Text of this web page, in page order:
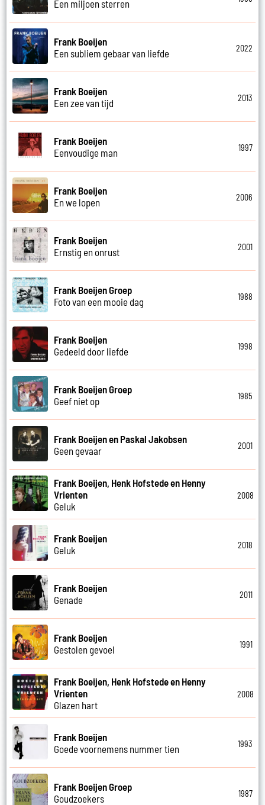
Een miljoen sterren
Frank Boeijen
Een subliem gebaar van liefde
2022
Frank Boeijen
Een zee van tijd
2013
Frank Boeijen
Eenvoudige man
1997
Frank Boeijen
En we lopen
2006
Frank Boeijen
Ernstig en onrust
2001
Frank Boeijen Groep
Foto van een mooie dag
1988
Frank Boeijen
Gedeeld door liefde
1998
Frank Boeijen Groep
Geef niet op
1985
Frank Boeijen en Paskal Jakobsen
Geen gevaar
2001
Frank Boeijen, Henk Hofstede en Henny
Vrienten
Geluk
2008
Frank Boeijen
Geluk
2018
Frank Boeijen
Genade
2011
Frank Boeijen
Gestolen gevoel
1991
Frank Boeijen, Henk Hofstede en Henny
Vrienten
Glazen hart
2008
Frank Boeijen
Goede voornemens nummer tien
1993
Frank Boeijen Groep
Goudzoekers
1987